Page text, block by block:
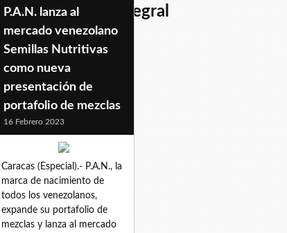
harinaprecocidaintegral
P.A.N. lanza al
mercado venezolano
Semillas Nutritivas
como nueva
presentación de
portafolio de mezclas
16 Febrero 2023
Caracas (Especial).- P.A.N., la
marca de nacimiento de
todos los venezolanos,
expande su portafolio de
mezclas y lanza al mercado